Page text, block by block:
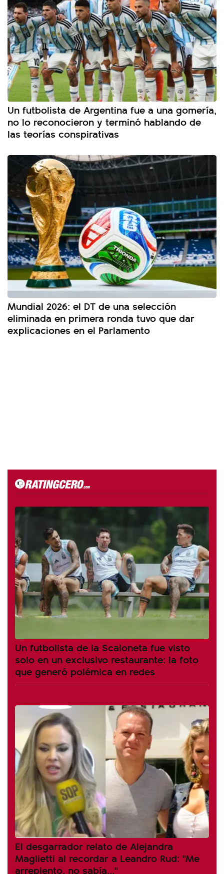
Un futbolista de Argentina fue a una gomería,
no lo reconocieron y terminó hablando de
las teorías conspirativas
Mundial 2026: el DT de una selección
eliminada en primera ronda tuvo que dar
explicaciones en el Parlamento
Un futbolista de la Scaloneta fue visto
solo en un exclusivo restaurante: la foto
que generó polémica en redes
El desgarrador relato de Alejandra
Maglietti al recordar a Leandro Rud: "Me
arrepiento, no sabía..."